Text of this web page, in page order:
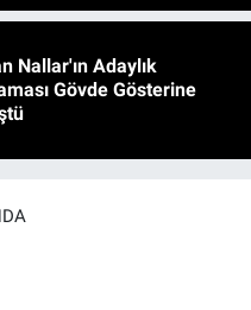
Nallar'ın Adaylık
Gövde Gösterine